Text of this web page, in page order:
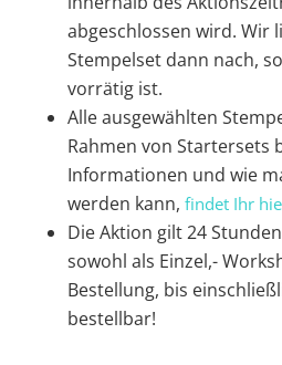
abgeschlossen wird. Wir
Stempelset dann nach,
vorrätig ist.
Alle ausgewählten
Rahmen von Startersets
Informationen und wie
werden kann, findet Ihr
Die Aktion gilt 24
sowohl als Einzel,-
Bestellung, bis
bestellbar!